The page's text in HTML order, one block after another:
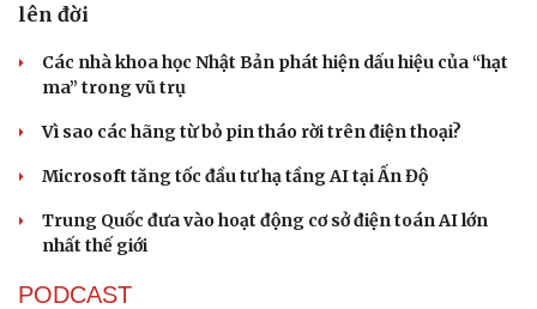
lên đời
Các nhà khoa học Nhật Bản phát hiện dấu hiệu của “hạt
ma” trong vũ trụ
Vì sao các hãng từ bỏ pin tháo rời trên điện thoại?
Microsoft tăng tốc đầu tư hạ tầng AI tại Ấn Độ
Trung Quốc đưa vào hoạt động cơ sở điện toán AI lớn
nhất thế giới
PODCAST